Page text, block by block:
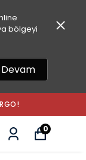
bölgeyi
Devam
0